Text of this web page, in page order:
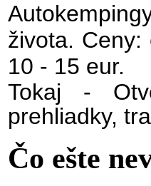
života.
10 - 15 eur.
Tokaj -
prehliadky,
Čo ešte